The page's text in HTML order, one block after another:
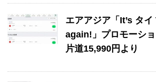
エアアジア「It’s タ
again!」プロモーシ
片道15,990円より